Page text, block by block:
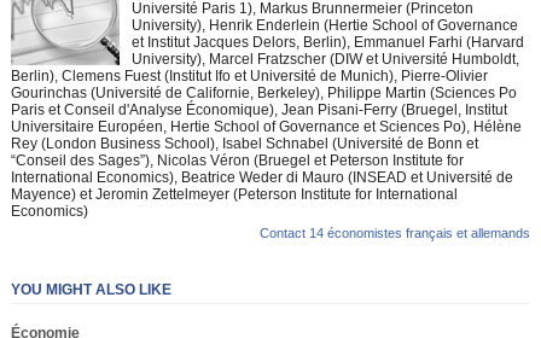
Université Paris 1), Markus Brunnermeier (Princeton
University), Henrik Enderlein (Hertie School of Governance
et Institut Jacques Delors, Berlin), Emmanuel Farhi (Harvard
University), Marcel Fratzscher (DIW et Université Humboldt,
Berlin), Clemens Fuest (Institut Ifo et Université de Munich), Pierre-Olivier
Gourinchas (Université de Californie, Berkeley), Philippe Martin (Sciences Po
Paris et Conseil d'Analyse Économique), Jean Pisani-Ferry (Bruegel, Institut
Universitaire Européen, Hertie School of Governance et Sciences Po), Hélène
Rey (London Business School), Isabel Schnabel (Université de Bonn et
“Conseil des Sages”), Nicolas Véron (Bruegel et Peterson Institute for
International Economics), Beatrice Weder di Mauro (INSEAD et Université de
Mayence) et Jeromin Zettelmeyer (Peterson Institute for International
Economics)
Contact 14 économistes français et allemands
YOU MIGHT ALSO LIKE
Économie